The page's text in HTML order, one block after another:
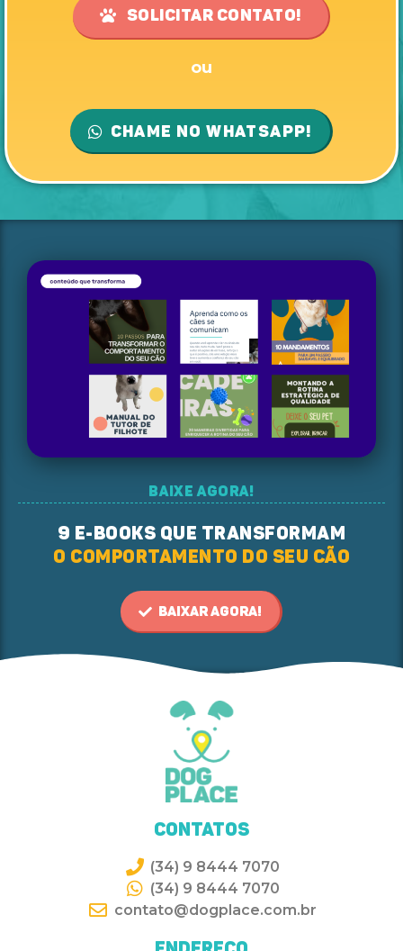
Solicitar contato!
ou
Chame no WhatsApp!
Baixe AGORA!
9 e-books que transformam
o comportamento do seu cão
Baixar Agora!
Contatos
(34) 9 8444 7070
(34) 9 8444 7070
contato@dogplace.com.br